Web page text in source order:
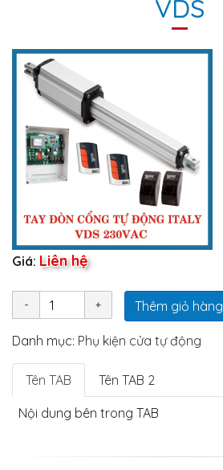
VDS
Giá: Liên hệ
Thêm giỏ hàng
Danh mục: Phụ kiện cửa tự động
Tên TAB Tên TAB 2
Nội dung bên trong TAB